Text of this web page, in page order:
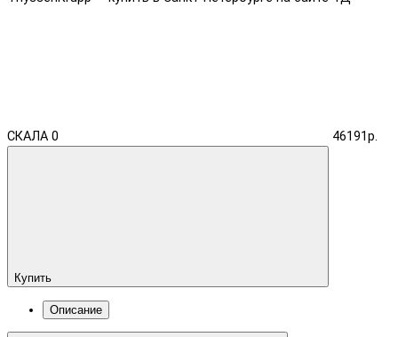
СКАЛА 0 46191р.
Купить
Описание